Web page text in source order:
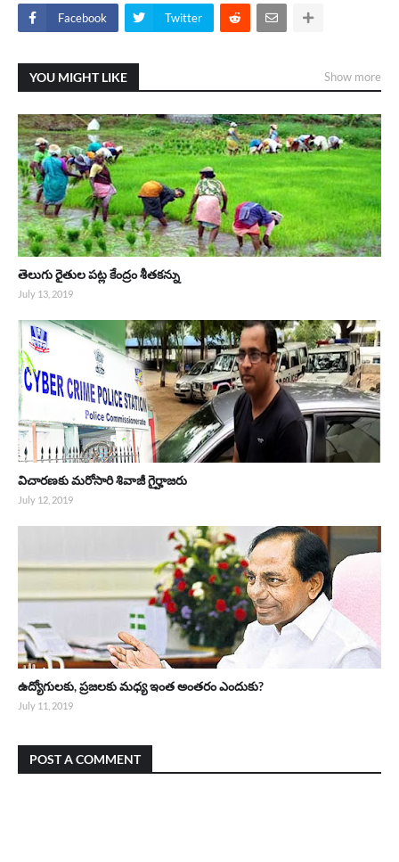
Facebook Twitter
YOU MIGHT LIKE Show more
తెలుగు రైతుల పట్ల కేంద్రం శీతకన్ను
July 13, 2019
విచారణకు మరోసారి శివాజీ గైర్హాజరు
July 12, 2019
ఉద్యోగులకు, ప్రజలకు మధ్య ఇంత అంతరం ఎందుకు?
July 11, 2019
POST A COMMENT